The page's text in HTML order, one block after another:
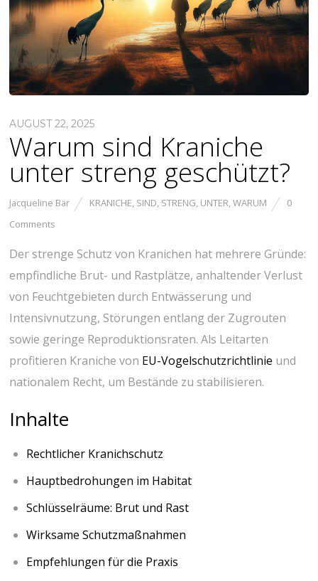
AUGUST 22, 2025
Warum sind Kraniche
unter streng geschützt?
Jacqueline Bär KRANICHE, SIND, STRENG, UNTER,WARUM
0
Comments
Der strenge ‍Schutz von ‍Kranichen hat​ mehrere Gründe:
empfindliche Brut- und Rastplätze, anhaltender Verlust
von Feuchtgebieten durch Entwässerung und
⁣Intensivnutzung, Störungen entlang der Zugrouten
sowie geringe ⁤Reproduktionsraten. Als Leitarten
profitieren ⁢Kraniche von EU-Vogelschutzrichtlinie und
nationalem Recht, um Bestände zu stabilisieren.
Inhalte
Rechtlicher Kranichschutz
Hauptbedrohungen im Habitat
Schlüsselräume: Brut und Rast
Wirksame Schutzmaßnahmen
Empfehlungen für die Praxis